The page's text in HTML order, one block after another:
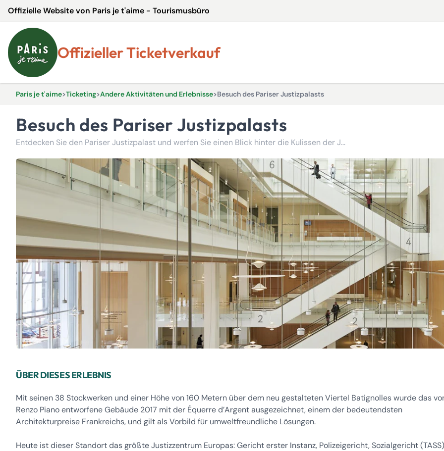
Offizielle Website von Paris je t'aime - Tourismusbüro
Offizieller Ticketverkauf
Paris je t'aime>Ticketing>Andere Aktivitäten und Erlebnisse>Besuch des Pariser Justizpalasts
Besuch des Pariser Justizpalasts
Entdecken Sie den Pariser Justizpalast und werfen Sie einen Blick hinter die Kulissen der Justiz in einem modernen Gebäude!
ÜBER DIESES ERLEBNIS
Mit seinen 38 Stockwerken und einer Höhe von 160 Metern über dem neu gestalteten Viertel Batignolles wurde das
Renzo Piano entworfene Gebäude 2017 mit der Équerre d’Argent ausgezeichnet, einem der bedeutendsten
Architekturpreise Frankreichs, und gilt als Vorbild für umweltfreundliche Lösungen.
Heute ist dieser Standort das größte Justizzentrum Europas: Gericht erster Instanz, Polizeigericht, Sozialgericht (TASS)